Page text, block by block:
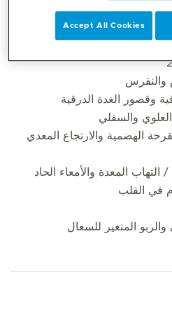
والنقرس
وقصور الغدة الدرقية
والسفلي
الهضمية والارتجاع المعدي
/ التهاب المعدة والأمعاء الحاد
في القلب
المتغير للسعال
Accept All Cookies